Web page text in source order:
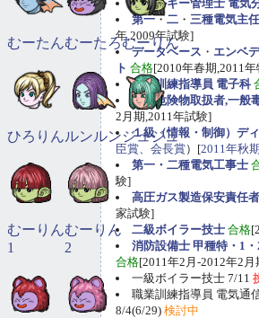
エネルギー管理士 電気
第一・二 ・ 三種電気主
年,2009年試験]
データベース ・ エンベ
ト 合格[2010年春期,2011
職業訓練指導員 電子科
甲種危険物取扱者,一般
2月期,2011年試験]
１級（情報・制御）デ
臣賞、会長賞）[2011年秋
第一・二種電気工事士
験]
高圧ガス製造保安責任
家試験]
二級ボイラー技士 合格
消防設備士 甲種特・1
合格[2011年2月-2012年2
一級ボイラー技士 7/11
職業訓練指導員 電気通
8/4(6/29) 検討中
むーたんむーたろむーりん
ひろりんルンルンジュジュ
むーりん
1
むーりん
2